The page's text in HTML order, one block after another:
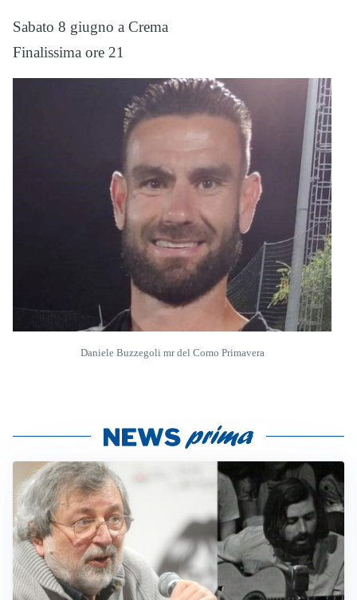
Sabato 8 giugno a Crema
Finalissima ore 21
Daniele Buzzegoli mr del Como Primavera